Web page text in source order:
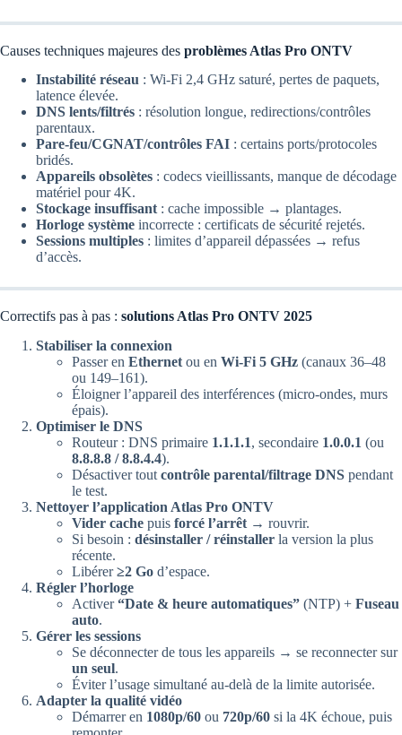
Causes techniques majeures des problèmes Atlas Pro ONTV
Instabilité réseau : Wi-Fi 2,4 GHz saturé, pertes de paquets,
latence élevée.
DNS lents/filtrés : résolution longue, redirections/contrôles
parentaux.
Pare-feu/CGNAT/contrôles FAI : certains ports/protocoles
bridés.
Appareils obsolètes : codecs vieillissants, manque de décodage
matériel pour 4K.
Stockage insuffisant: cache impossible → plantages.
Horloge système incorrecte : certificats de sécurité rejetés.
Sessions multiples : limites d’appareil dépassées → refus
d’accès.
Correctifs pas à pas : solutions Atlas Pro ONTV 2025
Stabiliser la connexion
Passer en Ethernet ou en Wi-Fi 5 GHz (canaux 36–48
ou 149–161).
Éloigner l’appareil des interférences (micro-ondes, murs
épais).
Optimiser le DNS
Routeur : DNS primaire 1.1.1.1, secondaire 1.0.0.1 (ou
8.8.8.8 / 8.8.4.4).
Désactiver tout contrôle parental/filtrage DNS pendant
le test.
Nettoyer l’application Atlas Pro ONTV
Vider cache puis forcé l’arrêt → rouvrir.
Si besoin : désinstaller / réinstaller la version la plus
récente.
Libérer≥2 Go d’espace.
Régler l’horloge
Activer“Date & heure automatiques” (NTP) + Fuseau
auto.
Gérer les sessions
Se déconnecter de tous les appareils → se reconnecter sur
un seul.
Éviter l’usage simultané au-delà de la limite autorisée.
Adapter la qualité vidéo
Démarrer en 1080p/60 ou 720p/60 si la 4K échoue, puis